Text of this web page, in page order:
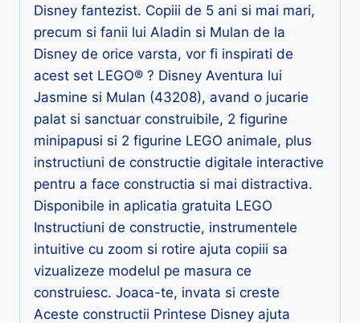
Disney fantezist. Copiii de 5 ani si mai mari,
precum si fanii lui Aladin si Mulan de la
Disney de orice varsta, vor fi inspirati de
acest set LEGO® ? Disney Aventura lui
Jasmine si Mulan (43208), avand o jucarie
palat si sanctuar construibile, 2 figurine
minipapusi si 2 figurine LEGO animale, plus
instructiuni de constructie digitale interactive
pentru a face constructia si mai distractiva.
Disponibile in aplicatia gratuita LEGO
Instructiuni de constructie, instrumentele
intuitive cu zoom si rotire ajuta copiii sa
vizualizeze modelul pe masura ce
construiesc. Joaca-te, invata si creste
Aceste constructii Printese Disney ajuta